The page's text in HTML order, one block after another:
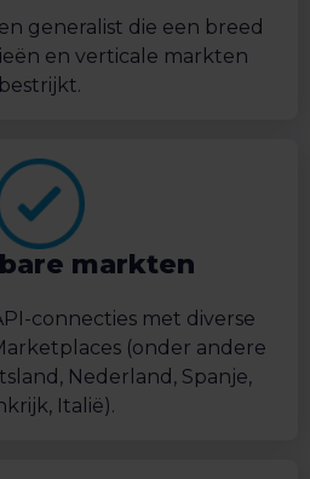
generalist die een breed
en verticale markten
bestrijkt.
markten
connecties met diverse
(onder andere
Nederland, Spanje,
Italië).